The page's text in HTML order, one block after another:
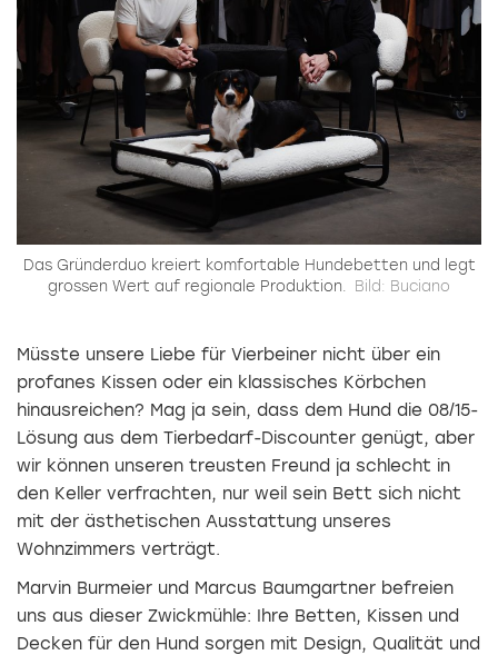
Das Gründerduo kreiert komfortable Hundebetten und legt
grossen Wert auf regionale Produktion.
Bild: Buciano
Müsste unsere Liebe für Vierbeiner nicht über ein
profanes Kissen oder ein klassisches Körbchen
hinausreichen? Mag ja sein, dass dem Hund die 08/15-
Lösung aus dem Tierbedarf-Discounter genügt, aber
wir können unseren treusten Freund ja schlecht in
den Keller verfrachten, nur weil sein Bett sich nicht
mit der ästhetischen Ausstattung unseres
Wohnzimmers verträgt.
Marvin Burmeier und Marcus Baumgartner befreien
uns aus dieser Zwickmühle: Ihre Betten, Kissen und
Decken für den Hund sorgen mit Design, Qualität und